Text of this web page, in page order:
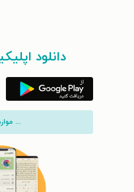
دانلود
...